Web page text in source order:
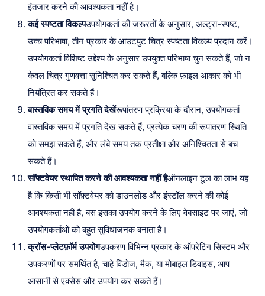
इंतजार करने की आवश्यकता नहीं है।
कई स्पष्टता विकल्पउपयोगकर्ता की जरूरतों के अनुसार, अल्ट्रा-स्पष्ट,
उच्च परिभाषा, तीन प्रकार के आउटपुट चित्र स्पष्टता विकल्प प्रदान करें।
उपयोगकर्ता विशिष्ट उद्देश्य के अनुसार उपयुक्त परिभाषा चुन सकते हैं, जो न
केवल चित्र गुणवत्ता सुनिश्चित कर सकते हैं, बल्कि फ़ाइल आकार को भी
नियंत्रित कर सकते हैं।
वास्तविक समय में प्रगति देखेंरूपांतरण प्रक्रिया के दौरान, उपयोगकर्ता
वास्तविक समय में प्रगति देख सकते हैं, प्रत्येक चरण की रूपांतरण स्थिति
को समझ सकते हैं, और लंबे समय तक प्रतीक्षा और अनिश्चितता से बच
सकते हैं।
सॉफ्टवेयर स्थापित करने की आवश्यकता नहीं हैऑनलाइन टूल का लाभ यह
है कि किसी भी सॉफ़्टवेयर को डाउनलोड और इंस्टॉल करने की कोई
आवश्यकता नहीं है, बस इसका उपयोग करने के लिए वेबसाइट पर जाएं, जो
उपयोगकर्ताओं को बहुत सुविधाजनक बनाता है।
क्रॉस-प्लेटफ़ॉर्म उपयोगउपकरण विभिन्न प्रकार के ऑपरेटिंग सिस्टम और
उपकरणों पर समर्थित है, चाहे विंडोज, मैक, या मोबाइल डिवाइस, आप
आसानी से एक्सेस और उपयोग कर सकते हैं।